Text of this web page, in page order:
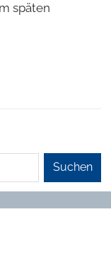
späten
Suchen